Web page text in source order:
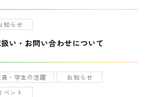
知らせ
い・お問い合わせについて
・学生の活躍
お知らせ
ベント